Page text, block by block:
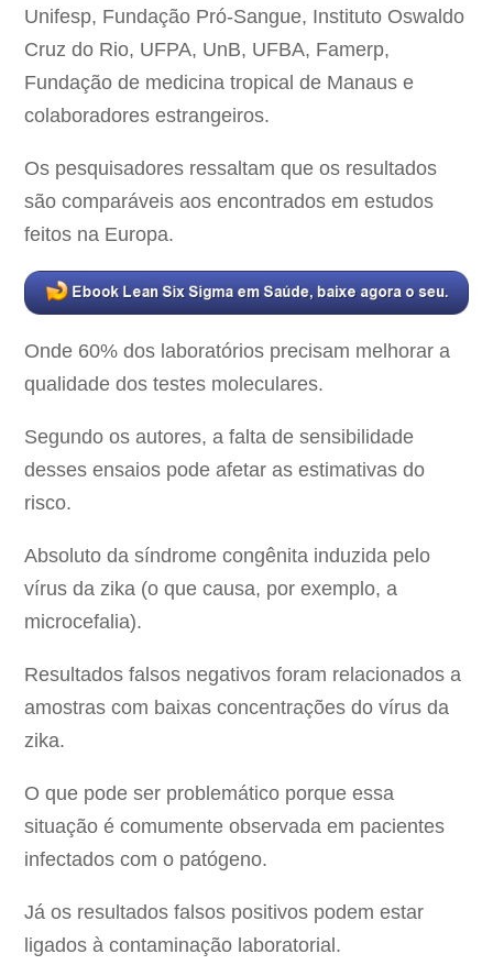
Unifesp, Fundação Pró-Sangue, Instituto Oswaldo
Cruz do Rio, UFPA, UnB, UFBA, Famerp,
Fundação de medicina tropical de Manaus e
colaboradores estrangeiros.
Os pesquisadores ressaltam que os resultados
são comparáveis aos encontrados em estudos
feitos na Europa.
Onde 60% dos laboratórios precisam melhorar a
qualidade dos testes moleculares.
Segundo os autores, a falta de sensibilidade
desses ensaios pode afetar as estimativas do
risco.
Absoluto da síndrome congênita induzida pelo
vírus da zika (o que causa, por exemplo, a
microcefalia).
Resultados falsos negativos foram relacionados a
amostras com baixas concentrações do vírus da
zika.
O que pode ser problemático porque essa
situação é comumente observada em pacientes
infectados com o patógeno.
Já os resultados falsos positivos podem estar
ligados à contaminação laboratorial.